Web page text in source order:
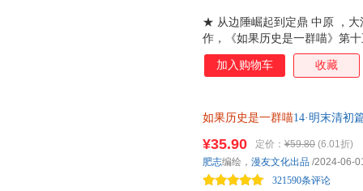
★ 从边陲崛起到定鼎 中原 ，大
作，《如果历史是一群喵》第
壮阔的历史！面对内忧外患，
欢乐中为你揭秘清初的成功密
进清朝的巅峰岁月！ ★ 以史为
果，以清军入关、南下统一与
清朝故事！ ★ 从封面到内页，
采用全新烫金，
加入购物车 收藏
如果历史是一群喵14·明末清初
¥35.90 定价： ¥59.80 (6.01折)
321590条评论
肥志编绘， 漫友文化出品 /2024-06-